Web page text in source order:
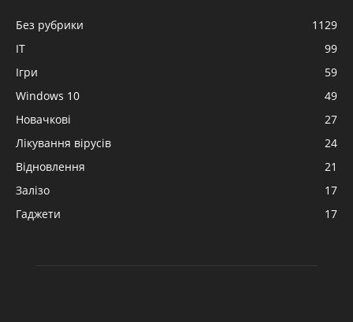
Без рубрики
1129
IT
99
Ігри
59
Windows 10
49
Новачкові
27
Лікування вірусів
24
Відновлення
21
Залізо
17
Гаджети
17